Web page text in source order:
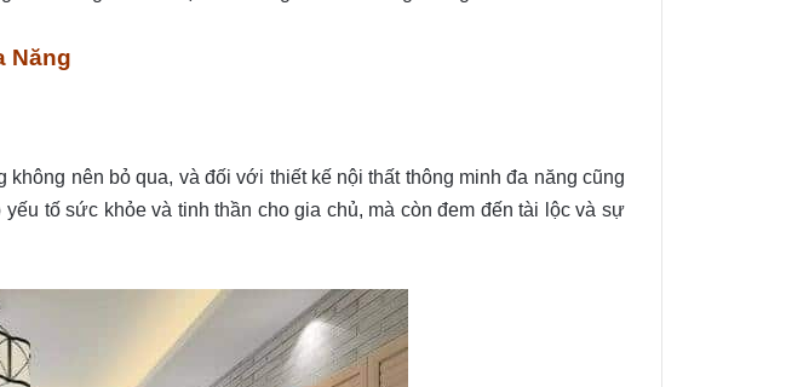
Năng
nên bỏ qua, và đối với thiết kế nội thất thông minh đa năng cũng
tố sức khỏe và tinh thần cho gia chủ, mà còn đem đến tài lộc và sự